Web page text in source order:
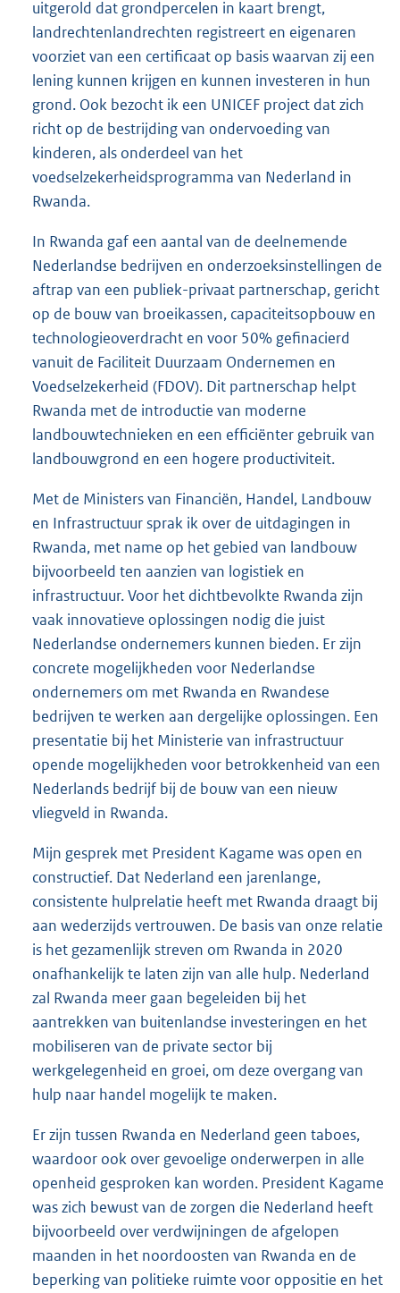
uitgerold dat grondpercelen in kaart brengt,
landrechtenlandrechten registreert en eigenaren
voorziet van een certificaat op basis waarvan zij een
lening kunnen krijgen en kunnen investeren in hun
grond. Ook bezocht ik een UNICEF project dat zich
richt op de bestrijding van ondervoeding van
kinderen, als onderdeel van het
voedselzekerheidsprogramma van Nederland in
Rwanda.
In Rwanda gaf een aantal van de deelnemende
Nederlandse bedrijven en onderzoeksinstellingen de
aftrap van een publiek-privaat partnerschap, gericht
op de bouw van broeikassen, capaciteitsopbouw en
technologieoverdracht en voor 50% gefinacierd
vanuit de Faciliteit Duurzaam Ondernemen en
Voedselzekerheid (FDOV). Dit partnerschap helpt
Rwanda met de introductie van moderne
landbouwtechnieken en een efficiënter gebruik van
landbouwgrond en een hogere productiviteit.
Met de Ministers van Financiën, Handel, Landbouw
en Infrastructuur sprak ik over de uitdagingen in
Rwanda, met name op het gebied van landbouw
bijvoorbeeld ten aanzien van logistiek en
infrastructuur. Voor het dichtbevolkte Rwanda zijn
vaak innovatieve oplossingen nodig die juist
Nederlandse ondernemers kunnen bieden. Er zijn
concrete mogelijkheden voor Nederlandse
ondernemers om met Rwanda en Rwandese
bedrijven te werken aan dergelijke oplossingen. Een
presentatie bij het Ministerie van infrastructuur
opende mogelijkheden voor betrokkenheid van een
Nederlands bedrijf bij de bouw van een nieuw
vliegveld in Rwanda.
Mijn gesprek met President Kagame was open en
constructief. Dat Nederland een jarenlange,
consistente hulprelatie heeft met Rwanda draagt bij
aan wederzijds vertrouwen. De basis van onze relatie
is het gezamenlijk streven om Rwanda in 2020
onafhankelijk te laten zijn van alle hulp. Nederland
zal Rwanda meer gaan begeleiden bij het
aantrekken van buitenlandse investeringen en het
mobiliseren van de private sector bij
werkgelegenheid en groei, om deze overgang van
hulp naar handel mogelijk te maken.
Er zijn tussen Rwanda en Nederland geen taboes,
waardoor ook over gevoelige onderwerpen in alle
openheid gesproken kan worden. President Kagame
was zich bewust van de zorgen die Nederland heeft
bijvoorbeeld over verdwijningen de afgelopen
maanden in het noordoosten van Rwanda en de
beperking van politieke ruimte voor oppositie en het